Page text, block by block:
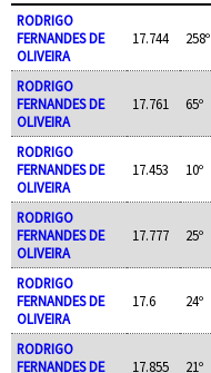
RODRIGO
FERNANDES DE
OLIVEIRA
17.744 258º
RODRIGO
FERNANDES DE
OLIVEIRA
17.761 65º
RODRIGO
FERNANDES DE
OLIVEIRA
17.453 10º
RODRIGO
FERNANDES DE
OLIVEIRA
17.777 25º
RODRIGO
FERNANDES DE
OLIVEIRA
17.6 24º
RODRIGO
FERNANDES DE
17.855 21º